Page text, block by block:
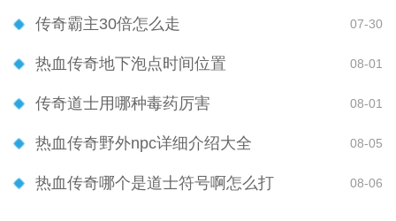
传奇霸主30倍怎么走 07-30
热血传奇地下泡点时间位置 08-01
传奇道士用哪种毒药厉害 08-01
热血传奇野外npc详细介绍大全 08-05
热血传奇哪个是道士符号啊怎么打 08-06